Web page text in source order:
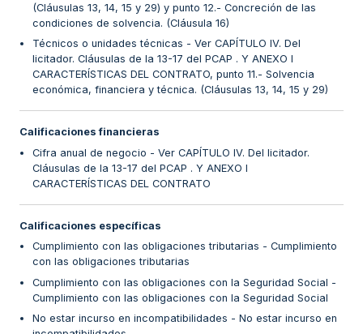
(Cláusulas 13, 14, 15 y 29) y punto 12.- Concreción de las
condiciones de solvencia. (Cláusula 16)
Técnicos o unidades técnicas - Ver CAPÍTULO IV. Del
licitador. Cláusulas de la 13-17 del PCAP . Y ANEXO I
CARACTERÍSTICAS DEL CONTRATO, punto 11.- Solvencia
económica, financiera y técnica. (Cláusulas 13, 14, 15 y 29)
Calificaciones financieras
Cifra anual de negocio - Ver CAPÍTULO IV. Del licitador.
Cláusulas de la 13-17 del PCAP . Y ANEXO I
CARACTERÍSTICAS DEL CONTRATO
Calificaciones específicas
Cumplimiento con las obligaciones tributarias - Cumplimiento
con las obligaciones tributarias
Cumplimiento con las obligaciones con la Seguridad Social -
Cumplimiento con las obligaciones con la Seguridad Social
No estar incurso en incompatibilidades - No estar incurso en